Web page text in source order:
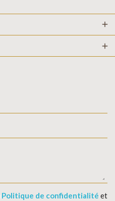
add
add
Politique de confidentialité et